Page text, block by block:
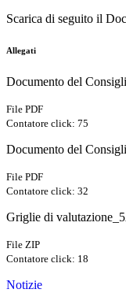
Scarica di seguito il
Allegati
Documento del
File PDF
Contatore click: 75
Documento del
File PDF
Contatore click: 32
Griglie di
File ZIP
Contatore click: 18
Notizie